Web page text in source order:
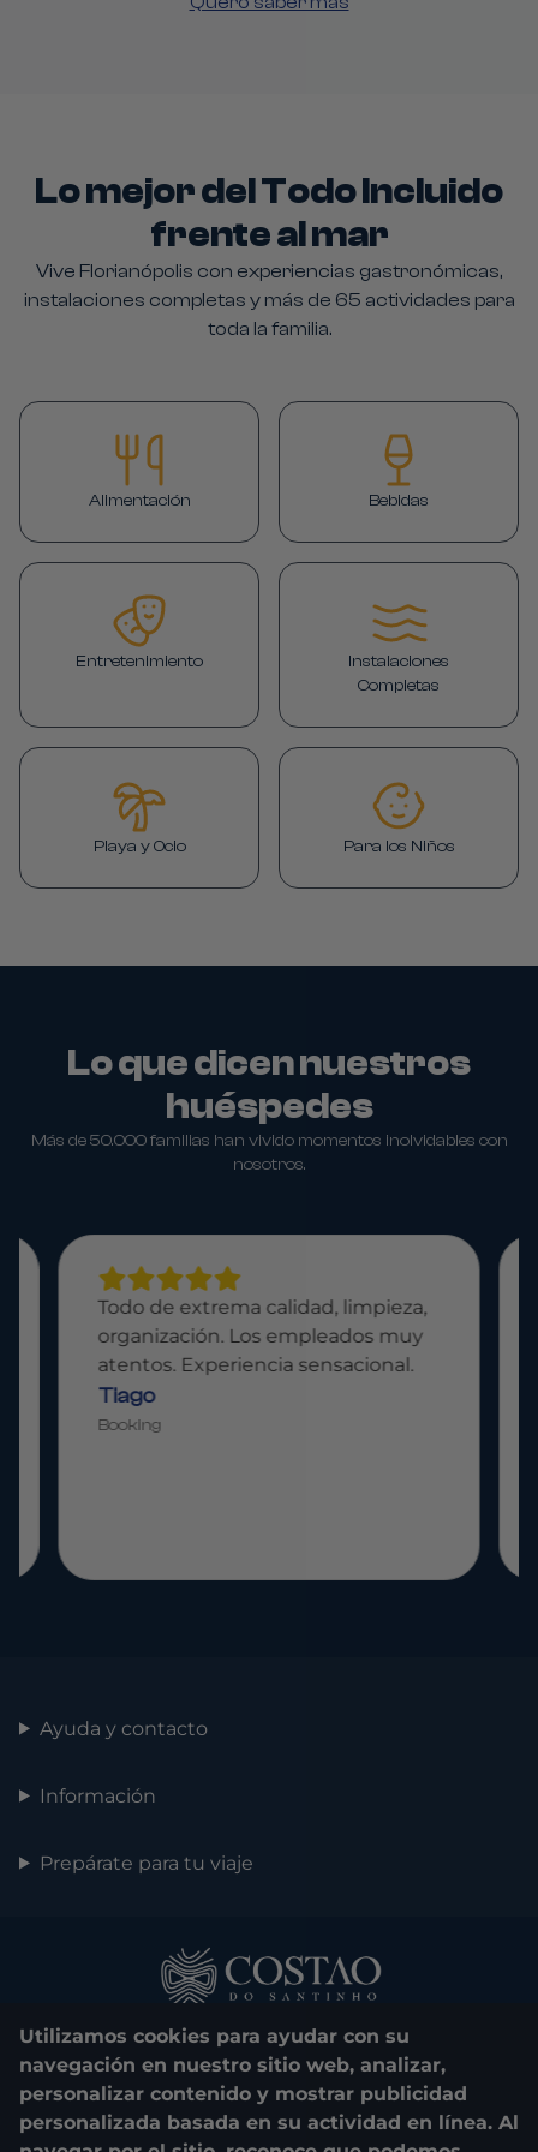
Utilizamos cookies para ayudar con su
navegación en nuestro sitio web, analizar,
personalizar contenido y mostrar publicidad
personalizada basada en su actividad en línea. Al
Lo mejor del Todo Incluido
frente al mar
Vive Florianópolis con experiencias gastronómicas,
instalaciones completas y más de 65 actividades para
toda la familia.
Alimentación Bebidas
Entretenimiento
Instalaciones
Completas
Playa y Ocio Para los Niños
Lo que dicen nuestros
huéspedes
Más de 50.000 familias han vivido momentos inolvidables con
nosotros.
Todo de extrema calidad, limpieza,
organización. Los empleados muy
atentos. Experiencia sensacional.
Tiago
Booking
Ayuda y contacto
Información
Prepárate para tu viaje
0800 048 1000